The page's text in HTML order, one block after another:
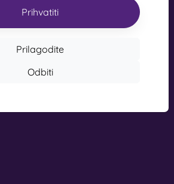
Prihvatiti
Prilagodite
Odbiti
pretvaraju vaš telefon u modni
su izrađene od gume i silikona i
Lagerfeld, Guess, Marvel i Ferrari.
materijal, no često se kombiniraju
zahvaljujući kojoj se maskica